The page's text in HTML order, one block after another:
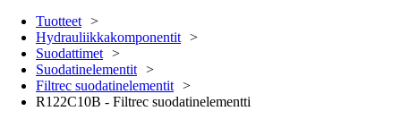
Tuotteet
Hydrauliikkakomponentit
Suodattimet
Suodatinelementit
Filtrec suodatinelementit
R122C10B - Filtrec suodatinelementti